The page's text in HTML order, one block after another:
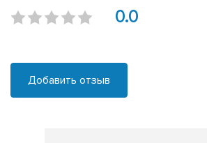
0.0
Добавить отзыв